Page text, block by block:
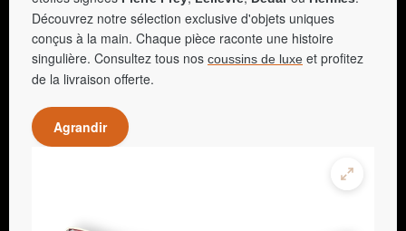
Découvrez notre sélection exclusive d'objets uniques
conçus à la main. Chaque pièce raconte une histoire
singulière. Consultez tous nos coussins de luxe et profitez
de la livraison offerte.
Agrandir